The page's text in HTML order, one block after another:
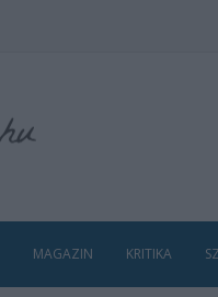
MAGAZIN KRITIKA